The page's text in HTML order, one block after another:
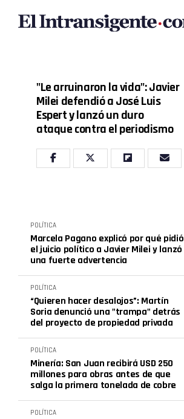
"Le arruinaron la vida": Javier
Milei defendió a José Luis
Espert y lanzó un duro
ataque contra el periodismo
POLÍTICA
Marcela Pagano explicó por qué pidió
el juicio político a Javier Milei y lanzó
una fuerte advertencia
POLÍTICA
“Quieren hacer desalojos”: Martín
Soria denunció una "trampa" detrás
del proyecto de propiedad privada
POLÍTICA
Minería: San Juan recibirá USD 250
millones para obras antes de que
salga la primera tonelada de cobre
POLÍTICA